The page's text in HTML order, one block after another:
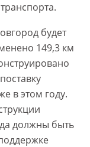
будет
149,3 км
в этом году.
должны быть